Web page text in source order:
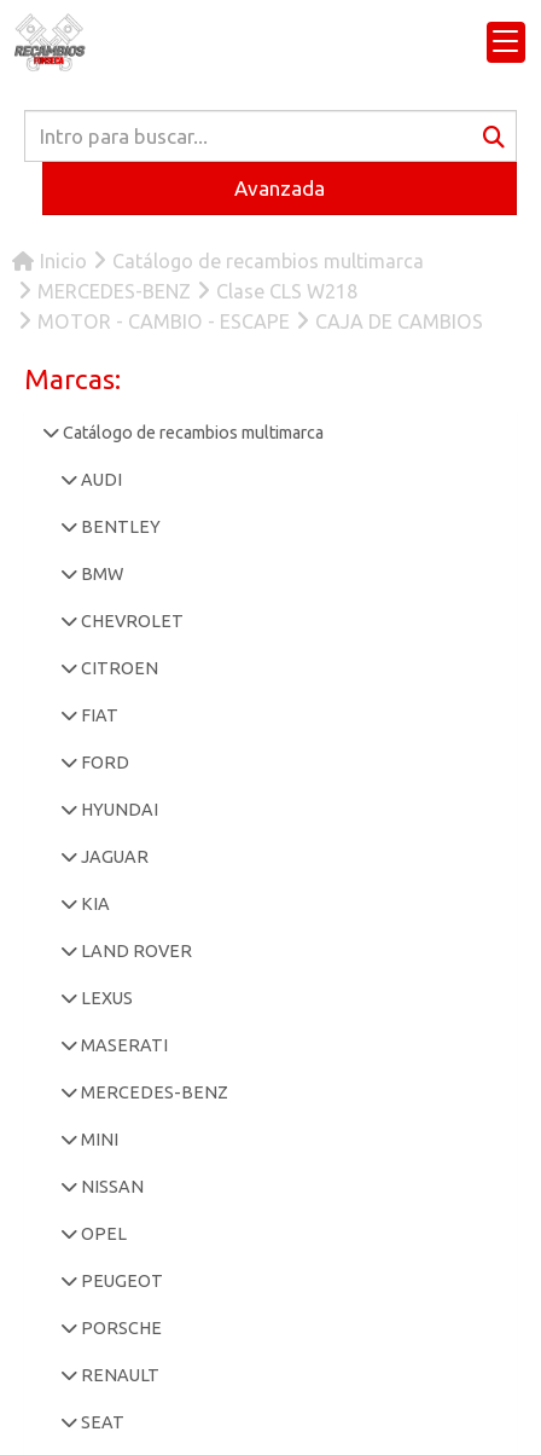
Avanzada
Inicio
Catálogo de recambios multimarca
MERCEDES-BENZ
Clase CLS W218
MOTOR - CAMBIO - ESCAPE
CAJA DE CAMBIOS
Marcas:
Catálogo de recambios multimarca
AUDI
BENTLEY
BMW
CHEVROLET
CITROEN
FIAT
FORD
HYUNDAI
JAGUAR
KIA
LAND ROVER
LEXUS
MASERATI
MERCEDES-BENZ
MINI
NISSAN
OPEL
PEUGEOT
PORSCHE
RENAULT
SEAT